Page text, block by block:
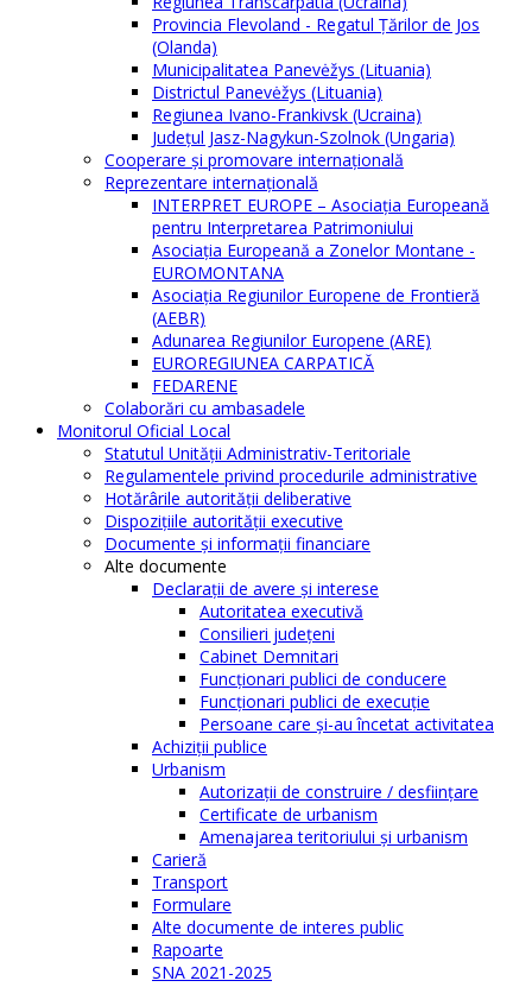
Provincia Flevoland - Regatul Ţărilor de Jos
(Olanda)
Municipalitatea Panevėžys (Lituania)
Districtul Panevėžys (Lituania)
Regiunea Ivano-Frankivsk (Ucraina)
Judeţul Jasz-Nagykun-Szolnok (Ungaria)
Cooperare şi promovare internaţională
Reprezentare internaţională
INTERPRET EUROPE – Asociația Europeană
pentru Interpretarea Patrimoniului
Asociația Europeană a Zonelor Montane -
EUROMONTANA
Asociația Regiunilor Europene de Frontieră
(AEBR)
Adunarea Regiunilor Europene (ARE)
EUROREGIUNEA CARPATICĂ
FEDARENE
Colaborări cu ambasadele
Monitorul Oficial Local
Statutul Unităţii Administrativ-Teritoriale
Regulamentele privind procedurile administrative
Hotărârile autorităţii deliberative
Dispoziţiile autorităţii executive
Documente şi informaţii financiare
Alte documente
Declaraţii de avere şi interese
Autoritatea executivă
Consilieri judeţeni
Cabinet Demnitari
Funcţionari publici de conducere
Funcționari publici de execuție
Persoane care şi-au încetat activitatea
Achiziţii publice
Urbanism
Autorizații de construire / desființare
Certificate de urbanism
Amenajarea teritoriului şi urbanism
Carieră
Transport
Formulare
Alte documente de interes public
Rapoarte
SNA 2021-2025